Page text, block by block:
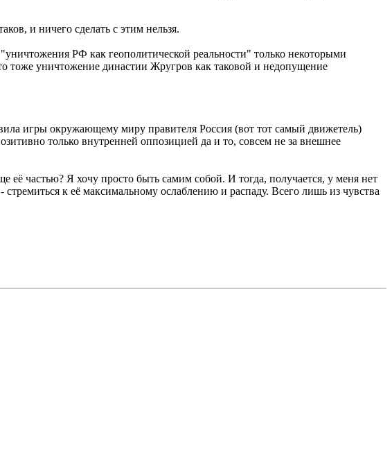
и ничего сделать с этим нельзя.
РФ как геополитической реальности" только некоторыми
тоже уничтожение династии Жругров как таковой и недопущение
игры окружающему миру правителя Россия (вот тот самый движетель)
только внутренней оппозицией да и то, совсем не за внешнее
её частью? Я хочу просто быть самим собой. И тогда, получается, у меня нет
к её максимальному ослаблению и распаду. Всего лишь из чувства